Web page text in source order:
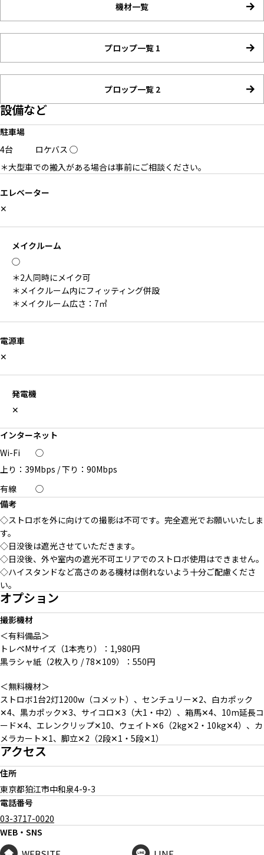
機材一覧
プロップ一覧 1
プロップ一覧 2
設備など
駐車場
4台
ロケバス ◯
＊大型車での搬入がある場合は事前にご相談ください。
エレベーター
✕
メイクルーム
◯
＊2人同時にメイク可
＊メイクルーム内にフィッティング併設
＊メイクルーム広さ：7㎡
電源車
✕
発電機
✕
インターネット
Wi-Fi
◯
上り：39Mbps /下り：90Mbps
有線
◯
備考
◇ストロボを外に向けての撮影は不可です。完全遮光でお願いいたしま
す。
◇日没後は遮光させていただきます。
◇日没後、外や室内の遮光不可エリアでのストロボ使用はできません。
◇ハイスタンドなど高さのある機材は倒れないよう十分ご配慮くださ
い。
オプション
撮影機材
＜有料備品＞
トレペMサイズ（1本売り）：1,980円
黒ラシャ紙（2枚入り / 78✕109）：550円
＜無料機材＞
ストロボ1台2灯1200w（コメット）、センチュリー✕2、白カポック
✕4、黒カポック✕3、サイコロ✕3（大1・中2）、箱馬✕4、10m延長コ
ード✕4、エレンクリップ✕10、ウェイト✕6（2kg✕2・10kg✕4）、カ
メラカート✕1、脚立✕2（2段✕1・5段✕1）
アクセス
住所
東京都狛江市中和泉4-9-3
電話番号
03-3717-0020
WEB・SNS